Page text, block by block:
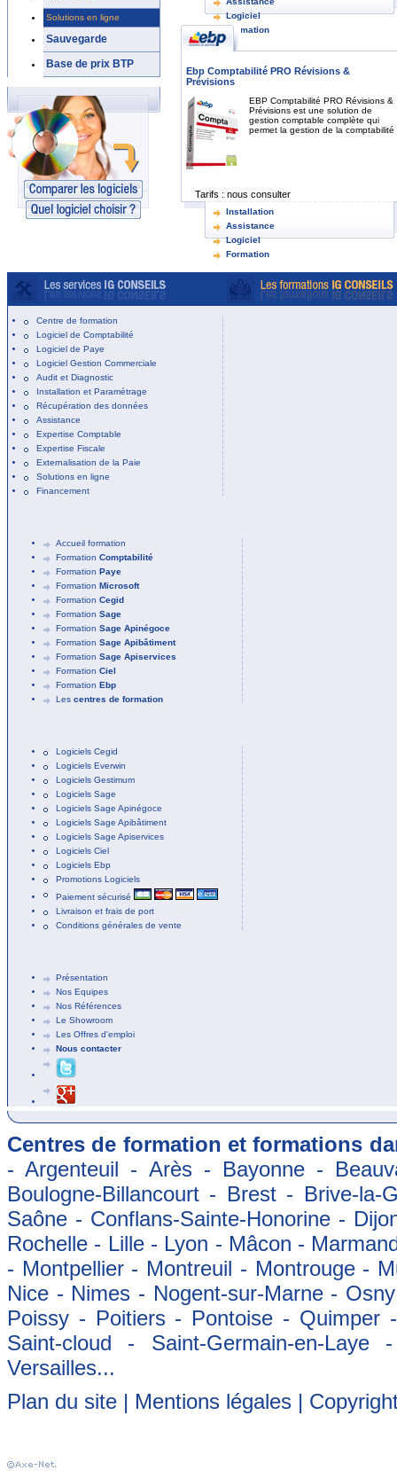
Solutions en ligne
Sauvegarde
Base de prix BTP
Logiciel
Formation
Ebp Comptabilité PRO Révisions &
Prévisions
EBP Comptabilité PRO Révisions &
Prévisions est une solution de
gestion comptable complète qui
permet la gestion de la comptabilité
Tarifs : nous consulter
Installation
Assistance
Logiciel
Formation
Centre de formation
Logiciel de Comptabilité
Logiciel de Paye
Logiciel Gestion Commerciale
Audit et Diagnostic
Installation et Paramétrage
Récupération des données
Assistance
Expertise Comptable
Expertise Fiscale
Externalisation de la Paie
Solutions en ligne
Financement
Accueil formation
Formation Comptabilité
Formation Paye
Formation Microsoft
Formation Cegid
Formation Sage
Formation Sage Apinégoce
Formation Sage Apibâtiment
Formation Sage Apiservices
Formation Ciel
Formation Ebp
Les centres de formation
Logiciels Cegid
Logiciels Everwin
Logiciels Gestimum
Logiciels Sage
Logiciels Sage Apinégoce
Logiciels Sage Apibâtiment
Logiciels Sage Apiservices
Logiciels Ciel
Logiciels Ebp
Promotions Logiciels
Paiement sécurisé
Livraison et frais de port
Conditions générales de vente
Présentation
Nos Equipes
Nos Références
Le Showroom
Les Offres d'emploi
Nous contacter
Centres de formation et formations
- Argenteuil - Arès - Bayonne -
Boulogne-Billancourt - Brest - Brive-
Saône - Conflans-Sainte-Honorine -
Rochelle - Lille - Lyon - Mâcon -
- Montpellier - Montreuil - Montrouge -
Nice - Nimes - Nogent-sur-Marne -
Poissy - Poitiers - Pontoise -
Saint-cloud - Saint-Germain-en-
Versailles...
Plan du site | Mentions légales |